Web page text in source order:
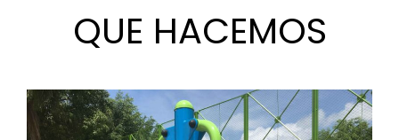
QUE HACEMOS